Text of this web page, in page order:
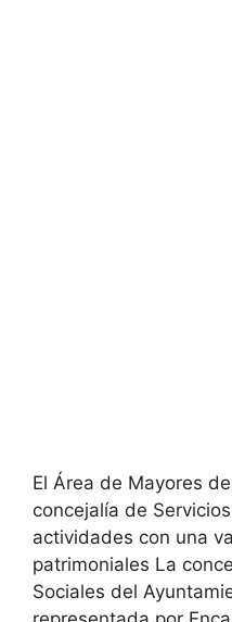
El Área de Mayores
concejalía de
actividades con una
patrimoniales La
Sociales del